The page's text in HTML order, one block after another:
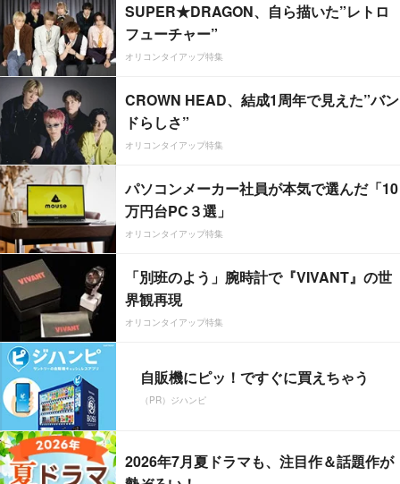
SUPER★DRAGON、自ら描いた”レトロ
フューチャー”
オリコンタイアップ特集
CROWN HEAD、結成1周年で見えた”バン
ドらしさ”
オリコンタイアップ特集
パソコンメーカー社員が本気で選んだ「10
万円台PC３選」
オリコンタイアップ特集
「別班のよう」腕時計で『VIVANT』の世
界観再現
オリコンタイアップ特集
自販機にピッ！ですぐに買えちゃう
（PR）ジハンピ
2026年7月夏ドラマも、注目作＆話題作が